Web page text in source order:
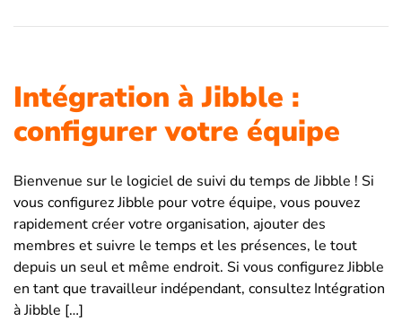
Intégration à Jibble :
configurer votre équipe
Bienvenue sur le logiciel de suivi du temps de Jibble ! Si
vous configurez Jibble pour votre équipe, vous pouvez
rapidement créer votre organisation, ajouter des
membres et suivre le temps et les présences, le tout
depuis un seul et même endroit. Si vous configurez Jibble
en tant que travailleur indépendant, consultez Intégration
à Jibble […]